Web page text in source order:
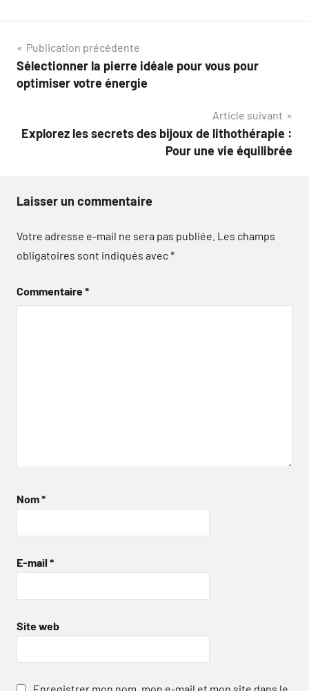
Navigation
de
Publication précédente
Sélectionner la pierre idéale pour vous pour
optimiser votre énergie
Article suivant
Explorez les secrets des bijoux de lithothérapie :
Pour une vie équilibrée
Laisser un commentaire
Votre adresse e-mail ne sera pas publiée. Les champs
obligatoires sont indiqués avec*
Commentaire*
Nom*
E-mail *
Site web